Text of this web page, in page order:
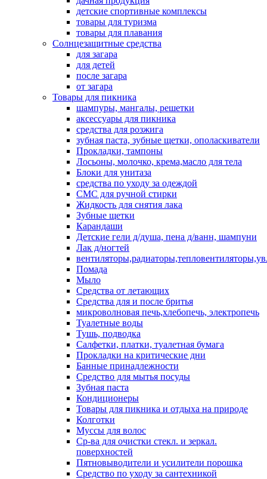
детские спортивные комплексы
товары для туризма
товары для плавания
Солнцезащитные средства
для загара
для детей
после загара
от загара
Товары для пикника
шампуры, мангалы, решетки
аксессуары для пикника
средства для розжига
зубная паста, зубные щетки, ополаскиватели
Прокладки, тампоны
Лосьоны, молочко, крема,масло для тела
Блоки для унитаза
средства по уходу за одеждой
СМС для ручной стирки
Жидкость для снятия лака
Зубные щетки
Карандаши
Детские гели д/душа, пена д/ванн, шампуни
Лак д/ногтей
Помада
Мыло
Средства от летающих
Средства для и после бритья
микроволновая печь,хлебопечь, электропечь
Туалетные воды
Тушь, подводка
Салфетки, платки, туалетная бумага
Прокладки на критические дни
Банные принадлежности
Средство для мытья посуды
Зубная паста
Кондиционеры
Товары для пикника и отдыха на природе
Колготки
Муссы для волос
Ср-ва для очистки стекл. и зеркал.
поверхностей
Пятновыводители и усилители порошка
Средство по уходу за сантехникой